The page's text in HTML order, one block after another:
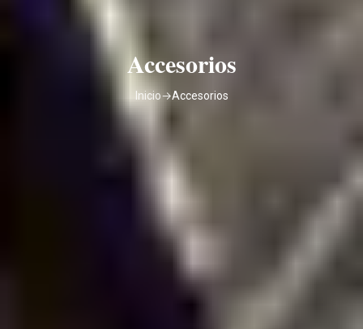
Accesorios
Inicio→Accesorios